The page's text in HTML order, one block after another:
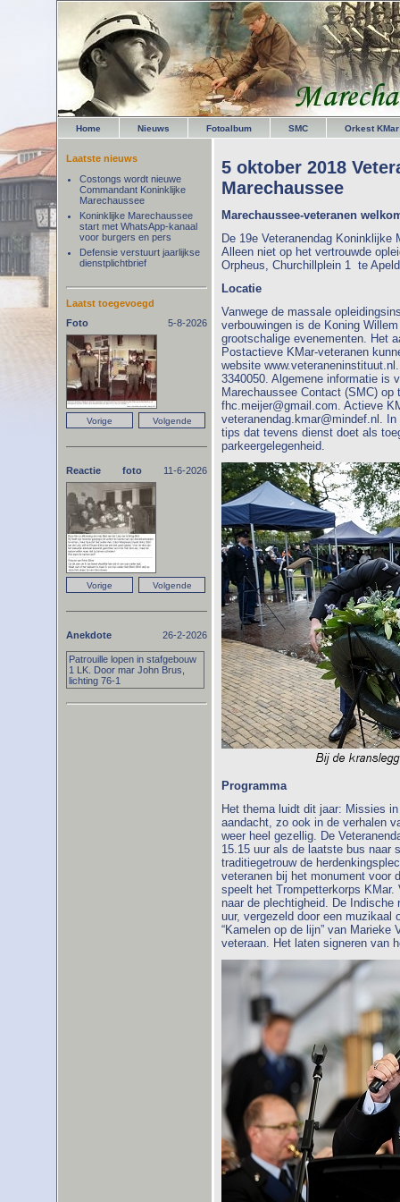
Home Nieuws Fotoalbum SMC Orkest KMar
5 oktober 2018
Marechaussee
Marechaussee-veteranen
De 19e Veteranendag
Alleen niet op het vertrouwde
Orpheus, Churchillplein 1 te
Locatie
Vanwege de massale
verbouwingen is de Koning
grootschalige evenementen. Het
Postactieve KMar-veteranen
website
3340050. Algemene informatie is
Marechaussee Contact (SMC)
fhc.meijer@gmail.com. Actieve
veteranendag.kmar@mindef.nl.
tips dat tevens dienst doet als
parkeergelegenheid.
Programma
Het thema luidt dit jaar: Missies
aandacht, zo ook in de verhalen
weer heel gezellig. De
15.15 uur als de laatste bus naar
traditiegetrouw de
veteranen bij het monument voor
speelt het Trompetterkorps
naar de plechtigheid. De
uur, vergezeld door een
“Kamelen op de lijn” van Marieke
veteraan. Het laten signeren van
Laatste nieuws
Costongs wordt nieuwe
Commandant Koninklijke
Marechaussee
Koninklijke Marechaussee
start met WhatsApp-kanaal
voor burgers en pers
Defensie verstuurt jaarlijkse
dienstplichtbrief
Laatst toegevoegd
Foto
5-8-2026
Reactie foto 11-6-2026
Anekdote 26-2-2026
Patrouille lopen in stafgebouw
1 LK. Door mar John Brus,
lichting 76-1